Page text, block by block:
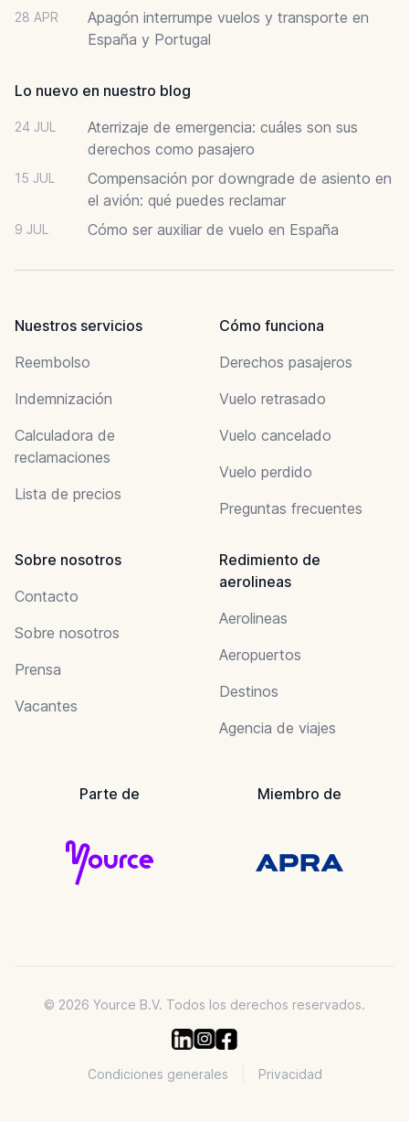
28 APR
Apagón interrumpe vuelos y transporte en
España y Portugal
Lo nuevo en nuestro blog
24 JUL
Aterrizaje de emergencia: cuáles son sus
derechos como pasajero
15 JUL
Compensación por downgrade de asiento en
el avión: qué puedes reclamar
9 JUL Cómo ser auxiliar de vuelo en España
Nuestros servicios
Reembolso
Indemnización
Calculadora de
reclamaciones
Lista de precios
Cómo funciona
Derechos pasajeros
Vuelo retrasado
Vuelo cancelado
Vuelo perdido
Preguntas frecuentes
Sobre nosotros
Contacto
Sobre nosotros
Prensa
Vacantes
Redimiento de
aerolineas
Aerolineas
Aeropuertos
Destinos
Agencia de viajes
Parte de Miembro de
© 2026 Yource B.V. Todos los derechos reservados.
Condiciones generales Privacidad